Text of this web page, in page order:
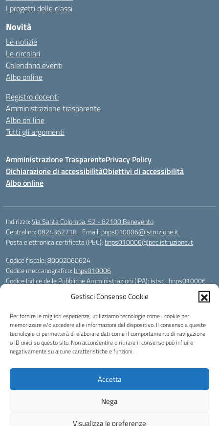
Gestisci Consenso Cookie
Per fornire le migliori esperienze, utilizziamo tecnologie come i cookie per
memorizzare e/o accedere alle informazioni del dispositivo. Il consenso a queste
tecnologie ci permetterà di elaborare dati come il comportamento di navigazione
o ID unici su questo sito. Non acconsentire o ritirare il consenso può influire
negativamente su alcune caratteristiche e funzioni.
Accetta
Nega
Visualizza le preferenze
I progetti delle classi
Novità
Le notizie
Le circolari
Calendario eventi
Albo online
Registro docenti
Amministrazione trasparente
Albo on line
Tutti gli argomenti
Amministrazione TrasparentePrivacy Policy
Dichiarazione di accessibilitàObiettivi di accessibilità
Albo online
Indirizzo:Via Santa Colomba, 52 - 82100 Benevento
Centralino:0824362718 Email: bnps010006@istruzione.it
Posta elettronica certificata (PEC): bnps010006@pec.istruzione.it
Codice fiscale: 80002060624
Codice meccanografico: bnps010006
Codice Indice delle Pubbliche Amministrazioni (IPA): istsc_bnps010006
Codice Univoco per le fatture elettroniche: UFHWS5
Liceo Scientifico "Gaetano Rummo"
Conto Corrente Bancario (C.C.B.):
IT17 H 03069 15003 100000046036
Conto Tesoreria
CODICE TESORERIA: TU-421-0310110
IBAN: IT 84 E 01000 04306 TU0000017891
Idea e progetto di Designers Italia